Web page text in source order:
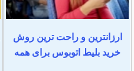
ارزانترین و راحت ترین روش
خرید بلیط اتوبوس برای همه